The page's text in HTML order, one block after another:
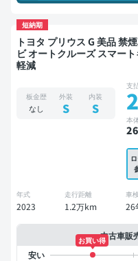
短納期
トヨタ プリウス G 美品 禁煙車 整備記録簿あり 標準装備ナ
ビ オートクルーズ スマー
軽減
板金歴
なし
外装
S
内装
S
支
本
年式
2023
走行距離
1.2万km
車検
26
中古車販
お買い得